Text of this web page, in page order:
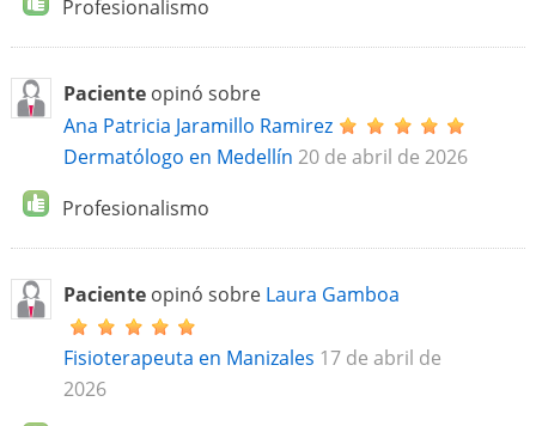
Profesionalismo
Pacienteopinó sobre
Ana Patricia Jaramillo Ramirez
Dermatólogo en Medellín 20 de abril de 2026
Profesionalismo
Pacienteopinó sobre Laura Gamboa
Fisioterapeuta en Manizales 17 de abril de
2026